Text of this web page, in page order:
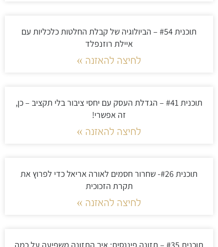
תוכנית #54 – הביולוגיה של קבלת החלטות כלכליות עם
איילת רוזנפלד
לחיצה להאזנה »
תוכנית #41 – הגדלת העסק עם יחסי ציבור בלי תקציב – כן,
זה אפשרי!
לחיצה להאזנה »
תוכנית #26- שחרור חסמים לאורה אריאל כדי לפרוץ את
תקרת הזכוכית
לחיצה להאזנה »